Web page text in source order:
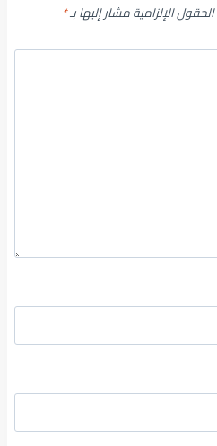
الحقول الإلزامية مشار إليها بـ*